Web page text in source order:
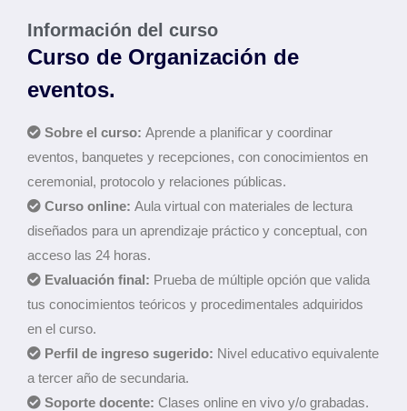
Información del curso
Curso de Organización de
eventos.
Sobre el curso: Aprende a planificar y coordinar
eventos, banquetes y recepciones, con conocimientos en
ceremonial, protocolo y relaciones públicas.
Curso online: Aula virtual con materiales de lectura
diseñados para un aprendizaje práctico y conceptual, con
acceso las 24 horas.
Evaluación final: Prueba de múltiple opción que valida
tus conocimientos teóricos y procedimentales adquiridos
en el curso.
Perfil de ingreso sugerido: Nivel educativo equivalente
a tercer año de secundaria.
Soporte docente: Clases online en vivo y/o grabadas.